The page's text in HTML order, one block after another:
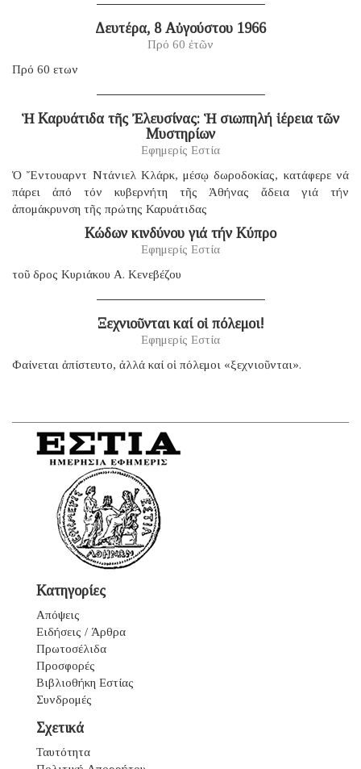
Δευτέρα, 8 Αὐγούστου 1966
Πρό 60 ἐτῶν
Πρό 60 ετων
Ἡ Καρυάτιδα τῆς Ἐλευσίνας: Ἡ σιωπηλή ἱέρεια τῶν
Μυστηρίων
Εφημερίς Εστία
Ὁ Ἔντουαρντ Ντάνιελ Κλάρκ, μέσῳ δωροδοκίας, κατάφερε νά
πάρει ἀπό τόν κυβερνήτη τῆς Ἀθήνας ἄδεια γιά τήν
ἀπομάκρυνση τῆς πρώτης Καρυάτιδας
Κώδων κινδύνου γιά τήν Κύπρο
Εφημερίς Εστία
τοῦ δρος Κυριάκου Α. Κενεβέζου
Ξεχνιοῦνται καί οἱ πόλεμοι!
Εφημερίς Εστία
Φαίνεται ἀπίστευτο, ἀλλά καί οἱ πόλεμοι «ξεχνιοῦνται».
Κατηγορίες
Απόψεις
Ειδήσεις / Άρθρα
Πρωτοσέλιδα
Προσφορές
Βιβλιοθήκη Εστίας
Συνδρομές
Σχετικά
Ταυτότητα